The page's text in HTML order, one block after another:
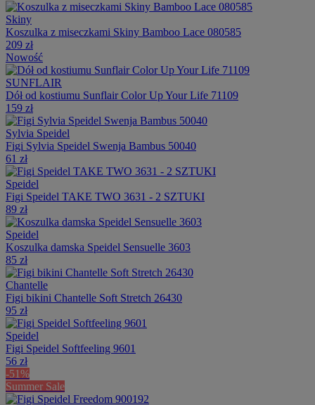
Skiny
Koszulka z miseczkami Skiny Bamboo Lace 080585
209 zł
Nowość
SUNFLAIR
Dół od kostiumu Sunflair Color Up Your Life 71109
159 zł
Sylvia Speidel
Figi Sylvia Speidel Swenja Bambus 50040
61 zł
Speidel
Figi Speidel TAKE TWO 3631 - 2 SZTUKI
89 zł
Speidel
Koszulka damska Speidel Sensuelle 3603
85 zł
Chantelle
Figi bikini Chantelle Soft Stretch 26430
95 zł
Speidel
Figi Speidel Softfeeling 9601
56 zł
-51%
Summer Sale